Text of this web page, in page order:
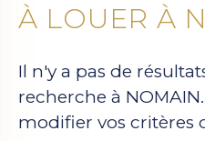
À LOUER À
Il n'y a pas de
recherche à
modifier vos critères